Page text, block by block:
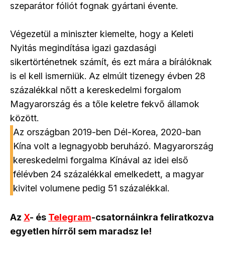
szeparátor fóliót fognak gyártani évente.
Végezetül a miniszter kiemelte, hogy a Keleti
Nyitás megindítása igazi gazdasági
sikertörténetnek számít, és ezt mára a bírálóknak
is el kell ismerniük. Az elmúlt tizenegy évben 28
százalékkal nőtt a kereskedelmi forgalom
Magyarország és a tőle keletre fekvő államok
között.
Az országban 2019-ben Dél-Korea, 2020-ban
Kína volt a legnagyobb beruházó. Magyarország
kereskedelmi forgalma Kínával az idei első
félévben 24 százalékkal emelkedett, a magyar
kivitel volumene pedig 51 százalékkal.
Az X- és Telegram-csatornáinkra feliratkozva
egyetlen hírről sem maradsz le!